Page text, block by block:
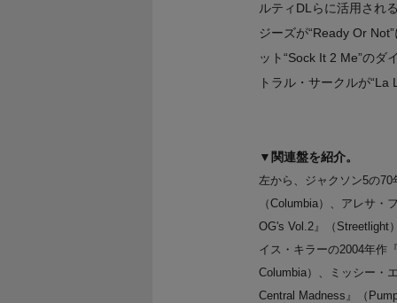
ルティDLらに活用され
ジーズが“Ready Or
ット“Sock It 2 Me”の
トラル・サークルが
▼関連盤を紹介。
左から、ジャクソン5の
（Columbia）、アレサ
OG's Vol.2』（Streetlight
イス・キラーの2004年作
Columbia）、ミッシー・
Central Madness』（